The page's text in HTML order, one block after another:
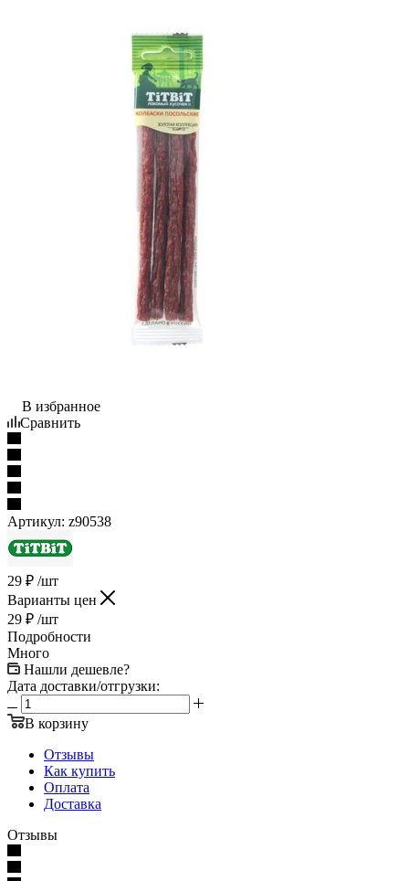
В избранное
Сравнить
Артикул: z90538
29 ₽ /шт
Варианты цен
29 ₽ /шт
Подробности
Много
Нашли дешевле?
Дата доставки/отгрузки:
В корзину
Отзывы
Как купить
Оплата
Доставка
Отзывы